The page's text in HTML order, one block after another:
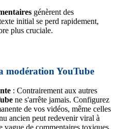
génèrent des
initial se perd rapidement,
plus cruciale.
modération YouTube
: Contrairement aux autres
ne s'arrête jamais. Configurez
de vos vidéos, même celles
ancien peut redevenir viral à